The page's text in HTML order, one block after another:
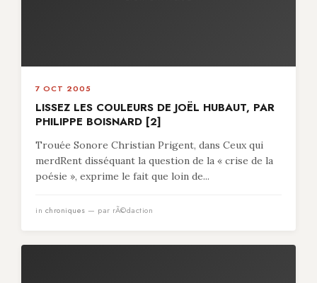
7 OCT 2005
LISSEZ LES COULEURS DE JOËL HUBAUT, PAR
PHILIPPE BOISNARD [2]
Trouée Sonore Christian Prigent, dans Ceux qui
merdRent disséquant la question de la « crise de la
poésie », exprime le fait que loin de...
in chroniques — par rÃ©daction